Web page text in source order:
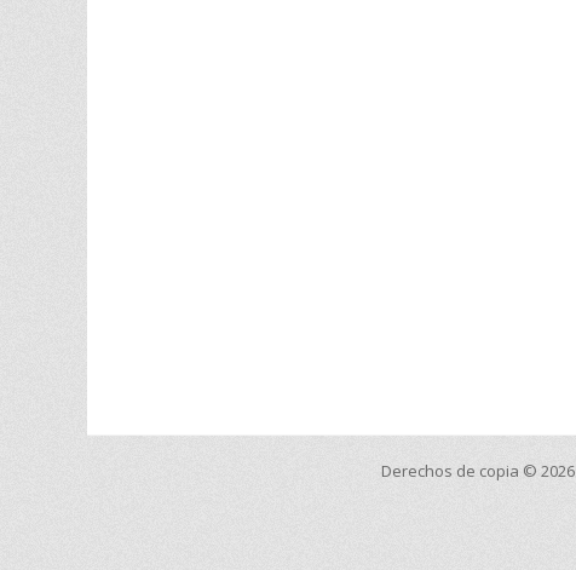
Derechos de copia © 2026